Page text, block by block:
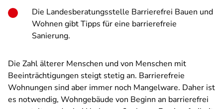
Die Landesberatungsstelle Barrierefrei Bauen und
Wohnen gibt Tipps für eine barrierefreie
Sanierung.
Die Zahl älterer Menschen und von Menschen mit
Beeinträchtigungen steigt stetig an. Barrierefreie
Wohnungen sind aber immer noch Mangelware. Daher ist
es notwendig, Wohngebäude von Beginn an barrierefrei